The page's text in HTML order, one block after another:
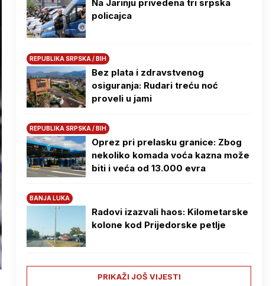
Na Јarinju privedena tri srpska
policajca
REPUBLIKA SRPSKA / BIH
Bez plata i zdravstvenog
osiguranja: Rudari treću noć
proveli u jami
REPUBLIKA SRPSKA / BIH
Oprez pri prelasku granice: Zbog
nekoliko komada voća kazna može
biti i veća od 13.000 evra
BANJA LUKA
Radovi izazvali haos: Kilometarske
kolone kod Prijedorske petlje
PRIKAŽI JOŠ VIJESTI